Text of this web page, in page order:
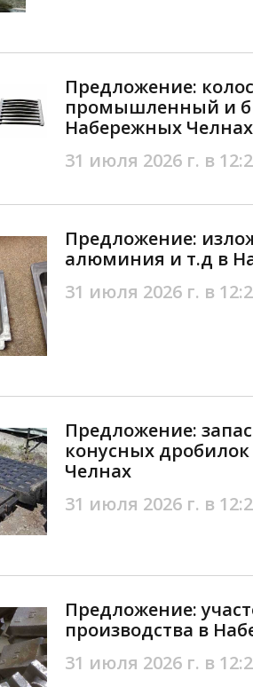
Предложение:
промышленный и
Набережных Челнах
31 июля 2026 г. в
Предложение:
алюминия и т.д в
31 июля 2026 г. в
Предложение:
конусных
Челнах
31 июля 2026 г. в
Предложение:
производства в
31 июля 2026 г. в